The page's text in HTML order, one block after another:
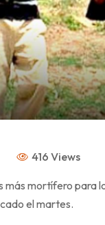
416 Views
mortífero para
el martes.